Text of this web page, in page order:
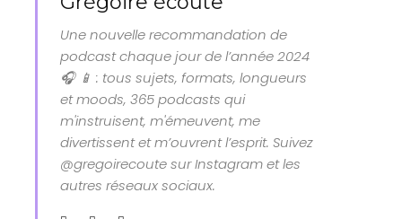
Une nouvelle recommandation de
podcast chaque jour de l’année 2024
🎧 📱 : tous sujets, formats, longueurs
et moods, 365 podcasts qui
m'instruisent, m'émeuvent, me
divertissent et m’ouvrent l’esprit. Suivez
@gregoirecoute sur Instagram et les
autres réseaux sociaux.